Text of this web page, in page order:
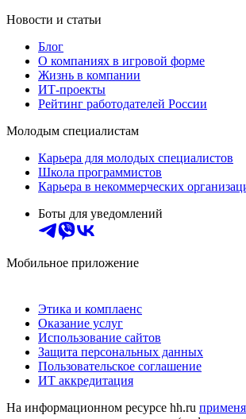
Новости и статьи
Блог
О компаниях в игровой форме
Жизнь в компании
ИТ-проекты
Рейтинг работодателей России
Молодым специалистам
Карьера для молодых специалистов
Школа программистов
Карьера в некоммерческих
Боты для уведомлений
Мобильное приложение
Этика и комплаенс
Оказание услуг
Использование сайтов
Защита персональных данных
Пользовательское соглашение
ИТ аккредитация
На информационном ресурсе hh.ru